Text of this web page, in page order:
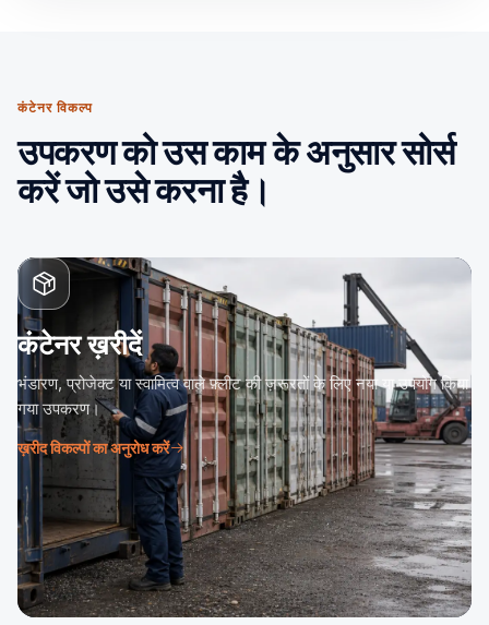
कंटेनर विकल्प
उपकरण को उस काम के अनुसार सोर्स
करें जो उसे करना है।
कंटेनर ख़रीदें
भंडारण, प्रोजेक्ट या स्वामित्व वाले फ़्लीट की ज़रूरतों के लिए नया या उपयोग किया
गया उपकरण।
ख़रीद विकल्पों का अनुरोध करें